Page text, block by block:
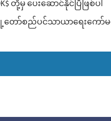
OK$ တို့မှ ပေးဆောင်နိုင်ပြီဖြစ်ပါ
တော်စည်ပင်သာယာရေးကော်